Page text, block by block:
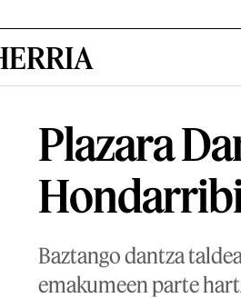
Plazara
Baztango dantza
emakumeen parte